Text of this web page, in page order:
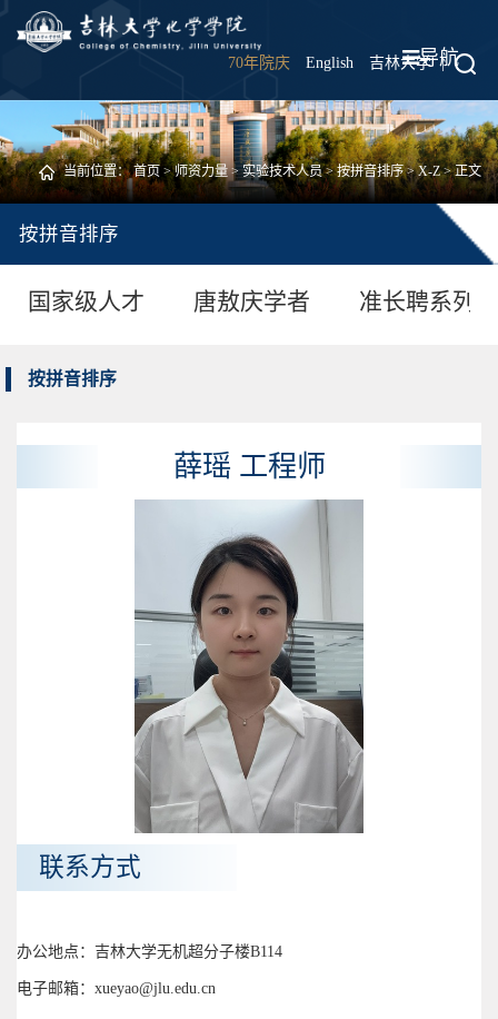
70年院庆 English 吉林大学 |
导航
当前位置：首页 >师资力量>实验技术人员>按拼音排序>X-Z> 正文
按拼音排序
国家级人才 唐敖庆学者 准长聘系列
按拼音排序
薛瑶 工程师
联系方式
办公地点：吉林大学无机超分子楼B114
电子邮箱：xueyao@jlu.edu.cn